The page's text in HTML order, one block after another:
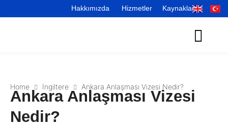
Hakkımızda Hizmetler Kaynaklar
Home İngiltere Ankara Anlaşması Vizesi Nedir?
Ankara Anlaşması Vizesi
Nedir?